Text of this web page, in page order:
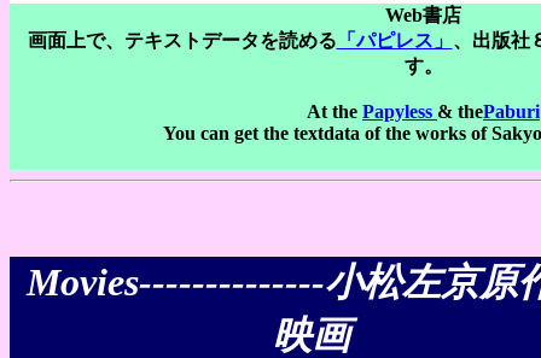
Web書店
画面上で、テキストデータを読める 「パピレス」 、出版社
す。
At the Papyless & thePaburi
You can get the textdata of the works of
Movies--------------小松左京原
映画